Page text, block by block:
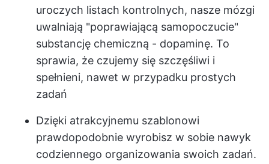
uroczych listach kontrolnych, nasze mózgi
uwalniają "poprawiającą samopoczucie"
substancję chemiczną - dopaminę. To
sprawia, że czujemy się szczęśliwi i
spełnieni, nawet w przypadku prostych
zadań
Dzięki atrakcyjnemu szablonowi
prawdopodobnie wyrobisz w sobie nawyk
codziennego organizowania swoich zadań.